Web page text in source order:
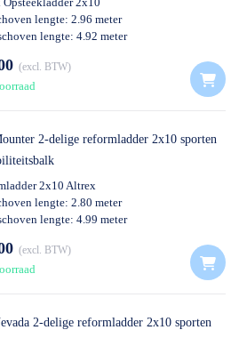
lengte: 2.96 meter
lengte: 4.92 meter
excl. BTW
2-delige reformladder 2x10 sporten
2x10 Altrex
lengte: 2.80 meter
lengte: 4.99 meter
excl. BTW
2-delige reformladder 2x10 sporten